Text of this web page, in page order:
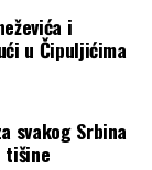
i
u Čipuljićima
svakog Srbina
tišine